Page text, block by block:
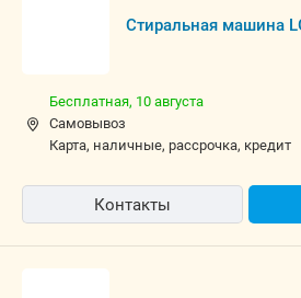
Стиральная машина
Бесплатная, 10 августа
Самовывоз
карта, наличные, рассрочка, кредит
Контакты